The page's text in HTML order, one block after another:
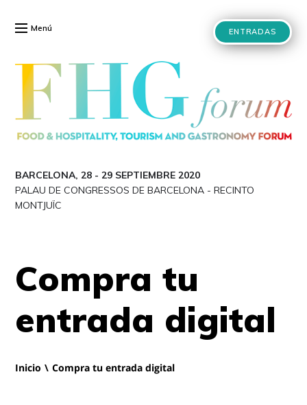
Menú ENTRADAS
BARCELONA, 28 -29 SEPTIEMBRE 2020
PALAU DE CONGRESSOS DE BARCELONA -RECINTO
MONTJUÏC
Compra tu
entrada digital
Inicio \ Compra tu entrada digital